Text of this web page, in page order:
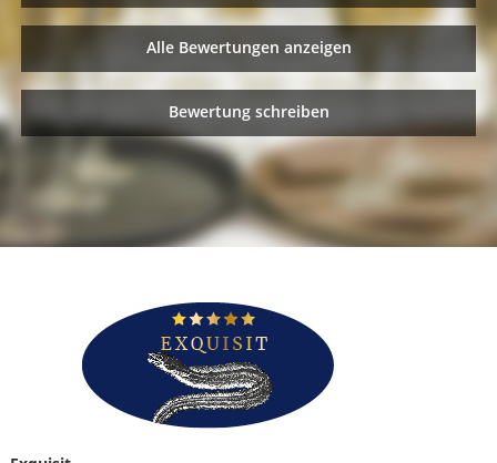
Alle Bewertungen anzeigen
Bewertung schreiben